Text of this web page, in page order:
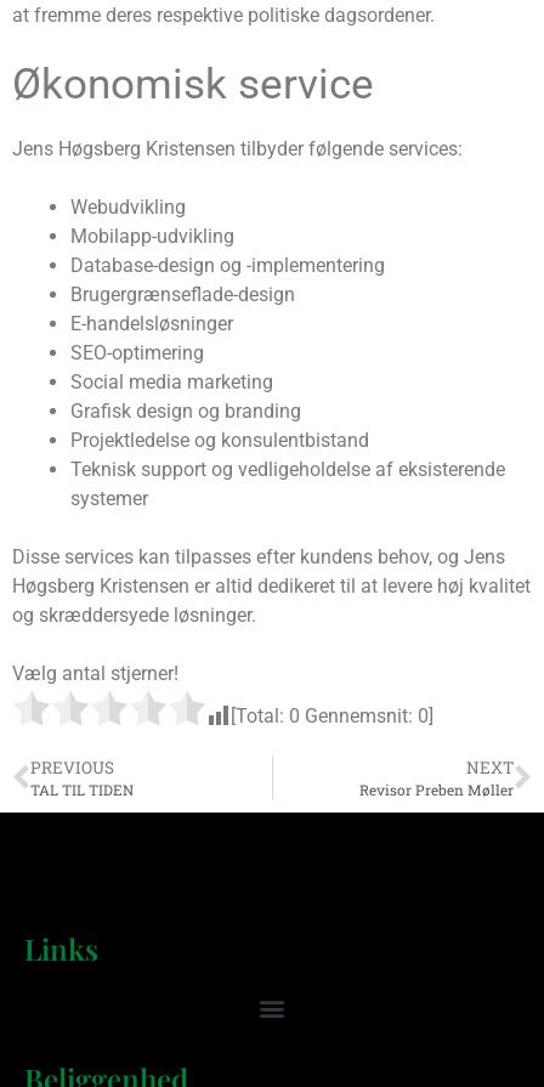
at fremme deres respektive politiske dagsordener.
Økonomisk service
Jens Høgsberg Kristensen tilbyder følgende services:
Webudvikling
Mobilapp-udvikling
Database-design og -implementering
Brugergrænseflade-design
E-handelsløsninger
SEO-optimering
Social media marketing
Grafisk design og branding
Projektledelse og konsulentbistand
Teknisk support og vedligeholdelse af eksisterende
systemer
Disse services kan tilpasses efter kundens behov, og Jens
Høgsberg Kristensen er altid dedikeret til at levere høj kvalitet
og skræddersyede løsninger.
Vælg antal stjerner!
[Total: 0 Gennemsnit: 0
PREVIOUS
TAL TIL TIDEN
NEXT
Revisor Preben Møller
Links
Beliggenhed